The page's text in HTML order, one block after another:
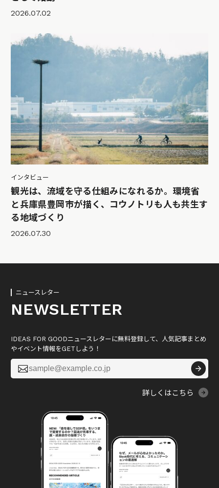
2026.07.02
インタビュー
観光は、流域を守る仕組みになれるか。環境省
と兵庫県豊岡市が描く、コウノトリも人も共生す
る地域づくり
2026.07.30
ニュースレター
NEWSLETTER
IDEAS FOR GOODニュースレターに無料登録して、人気記事まとめ
やイベント情報をGETしよう！

詳しくはこちら